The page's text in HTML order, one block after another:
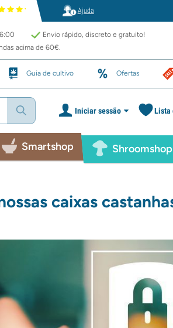
Ajuda
Envio rápido, discreto e gratuito!
acima de 60€.
Guia de cultivo Ofertas
Iniciar sessão Lista
Smartshop Shroomshop
caixas